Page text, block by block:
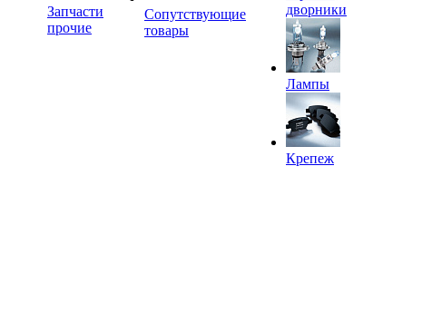
Запчасти
прочие
Сопутствующие
товары
дворники
Лампы
Крепеж